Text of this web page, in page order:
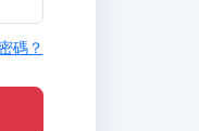
碼？